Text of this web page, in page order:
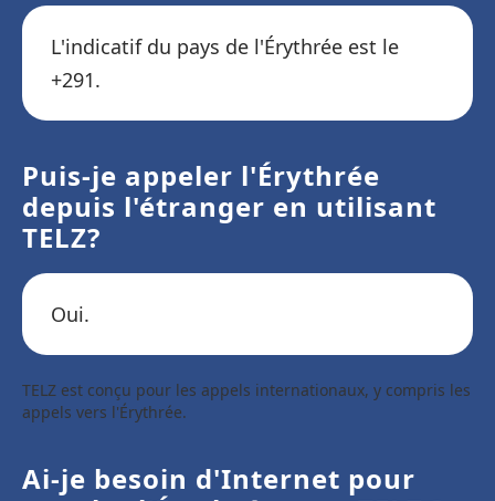
L'indicatif du pays de l'Érythrée est le
+291.
Puis-je appeler l'Érythrée
depuis l'étranger en utilisant
TELZ?
Oui.
TELZ est conçu pour les appels internationaux, y compris les
appels vers l'Érythrée.
Ai-je besoin d'Internet pour